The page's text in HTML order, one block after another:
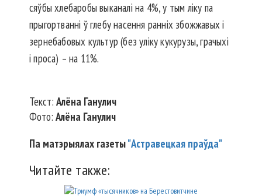
сяўбы хлебаробы выканалі на 4%, у тым ліку па
прыгортванні ў глебу насення ранніх збожжавых і
зернебабовых культур (без уліку кукурузы, грачыхі
і проса) – на 11%.
Текст: Алёна Ганулич
Фото: Алёна Ганулич
Па матэрыялах газеты"Астравецкая праўда"
Читайте также: